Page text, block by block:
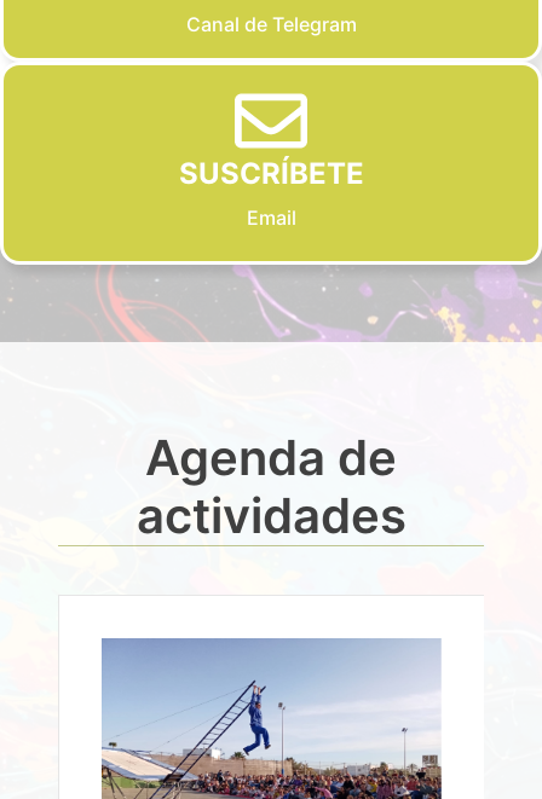
Canal de Telegram
SUSCRÍBETE
Email
Agenda de
actividades